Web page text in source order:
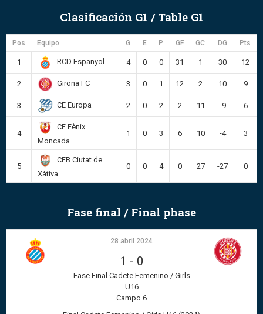
Clasificación G1 / Table G1
Pos Equipo G E P GF GC DG Pts
1 RCD Espanyol 4 0 0 31 1 30 12
2 Girona FC 3 0 1 12 2 10 9
3 CE Europa 2 0 2 2 11 -9 6
4
CF Fènix
Moncada
1 0 3 6 10 -4 3
5
CFB Ciutat de
Xàtiva
0 0 4 0 27 -27 0
Fase final / Final phase
28 abril 2024
1 - 0
Fase Final Cadete Femenino / Girls
U16
Campo 6